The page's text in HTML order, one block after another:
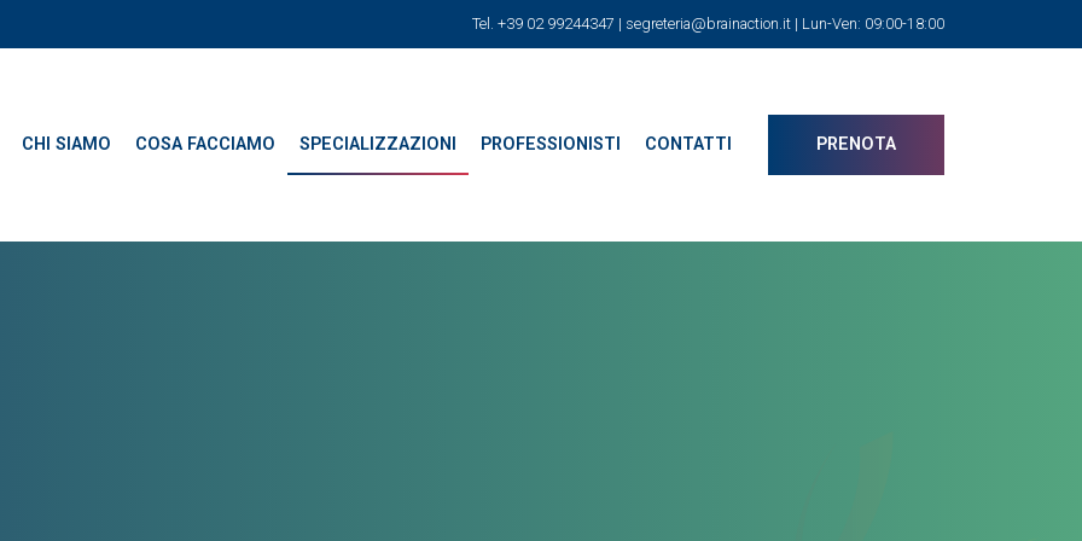
Tel. +39 02 99244347 | segreteria@brainaction.it | Lun-Ven: 09:00-18:00
CHI SIAMO COSA FACCIAMO SPECIALIZZAZIONI PROFESSIONISTI CONTATTI PRENOTA